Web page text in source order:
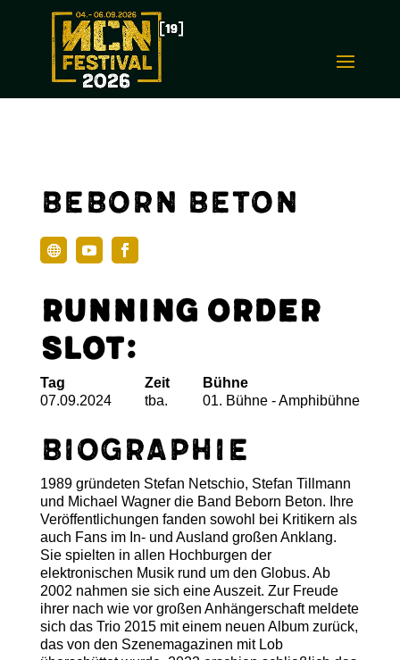
Beborn Beton
Running Order
Slot:
Tag
07.09.2024
Zeit
tba.
Bühne
01. Bühne - Amphibühne
Biographie
1989 gründeten Stefan Netschio, Stefan Tillmann
und Michael Wagner die Band Beborn Beton. Ihre
Veröffentlichungen fanden sowohl bei Kritikern als
auch Fans im In- und Ausland großen Anklang.
Sie spielten in allen Hochburgen der
elektronischen Musik rund um den Globus. Ab
2002 nahmen sie sich eine Auszeit. Zur Freude
ihrer nach wie vor großen Anhängerschaft meldete
sich das Trio 2015 mit einem neuen Album zurück,
das von den Szenemagazinen mit Lob